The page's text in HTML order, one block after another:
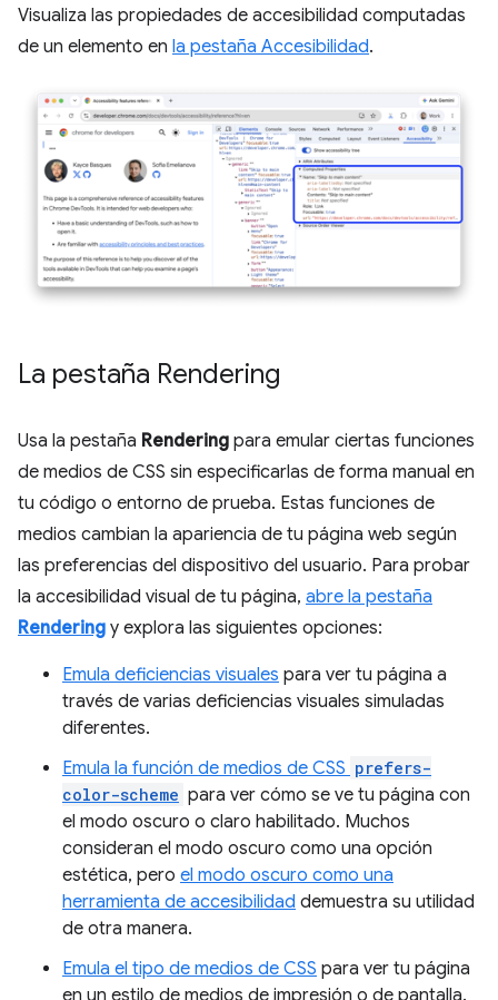
Visualiza las propiedades de accesibilidad computadas
de un elemento en la pestaña Accesibilidad.
La pestaña Rendering
Usa la pestaña Rendering para emular ciertas funciones
de medios de CSS sin especificarlas de forma manual en
tu código o entorno de prueba. Estas funciones de
medios cambian la apariencia de tu página web según
las preferencias del dispositivo del usuario. Para probar
la accesibilidad visual de tu página, abre la pestaña
Rendering y explora las siguientes opciones:
Emula deficiencias visuales para ver tu página a
través de varias deficiencias visuales simuladas
diferentes.
Emula la función de medios de CSS prefers-
color-scheme para ver cómo se ve tu página con
el modo oscuro o claro habilitado. Muchos
consideran el modo oscuro como una opción
estética, pero el modo oscuro como una
herramienta de accesibilidad demuestra su utilidad
de otra manera.
Emula el tipo de medios de CSS para ver tu página